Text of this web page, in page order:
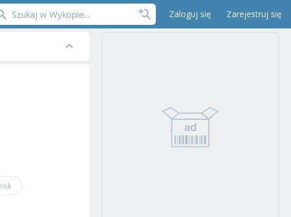
Zaloguj się Zarejestruj się